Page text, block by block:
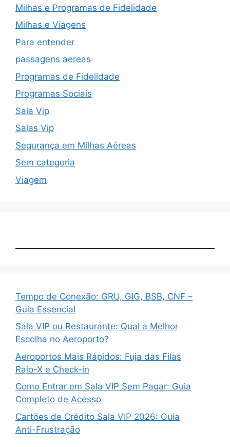
Milhas e Programas de Fidelidade
Milhas e Viagens
Para entender
passagens aereas
Programas de Fidelidade
Programas Sociais
Sala Vip
Salas Vip
Segurança em Milhas Aéreas
Sem categoria
Viagem
Tempo de Conexão: GRU, GIG, BSB, CNF –
Guia Essencial
Sala VIP ou Restaurante: Qual a Melhor
Escolha no Aeroporto?
Aeroportos Mais Rápidos: Fuja das Filas
Raio-X e Check-in
Como Entrar em Sala VIP Sem Pagar: Guia
Completo de Acesso
Cartões de Crédito Sala VIP 2026: Guia
Anti-Frustração